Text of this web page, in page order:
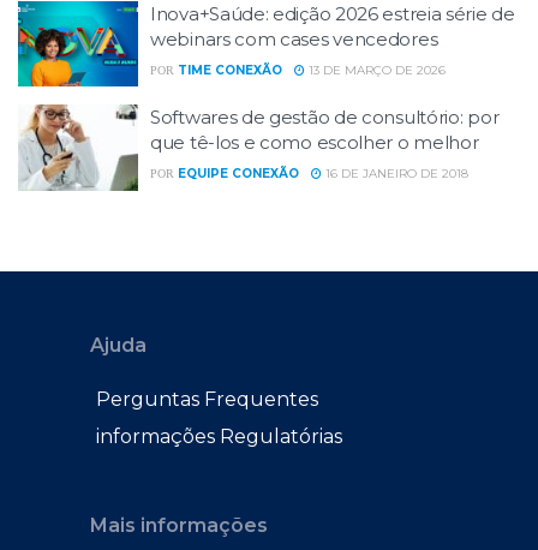
Inova+Saúde: edição 2026 estreia série de
webinars com cases vencedores
POR TIME CONEXÃO 13 DE MARÇO DE 2026
Softwares de gestão de consultório: por
que tê-los e como escolher o melhor
POR EQUIPE CONEXÃO 16 DE JANEIRO DE 2018
Ajuda
Perguntas Frequentes
informações Regulatórias
Mais informações